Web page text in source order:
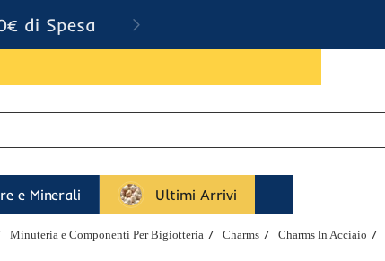
di Spesa
e Minerali Ultimi Arrivi
Minuteria e Componenti Per Bigiotteria Charms Charms In Acciaio